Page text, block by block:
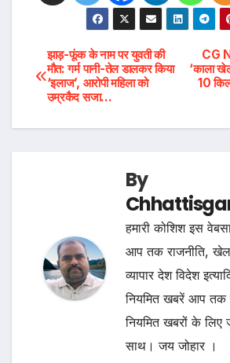
Post
navigation
CG
‘काला
10
झाड़-फूंक के नाम पर युवती की
मौत: गर्म पानी-तेल डालकर किया
‘इलाज’, आरोपी महिला को
उम्रकैद सजा…
By
हमारी कोशिश इस
आप तक राजनीति,
व्यापार देश विदेश
नियमित खबरें आप
नियमित खबरों के लिए
साथ। जय जोहार ।